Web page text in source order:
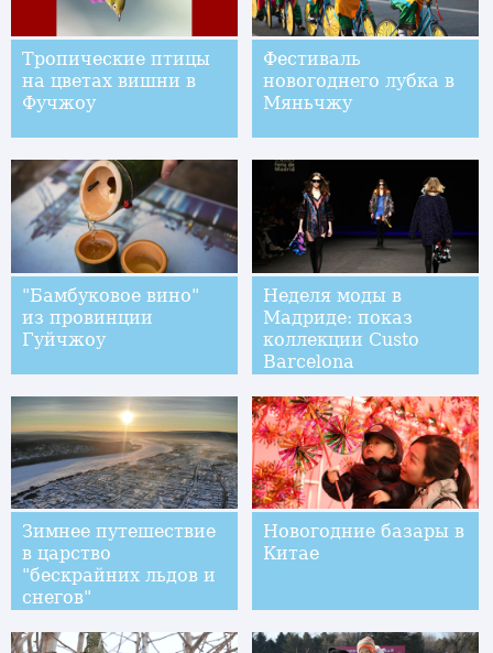
Тропические птицы
на цветах вишни в
Фучжоу
Фестиваль
новогоднего лубка в
Мяньчжу
"Бамбуковое вино"
из провинции
Гуйчжоу
Неделя моды в
Мадриде: показ
коллекции Custo
Barcelona
Зимнее путешествие
в царство
"бескрайних льдов и
снегов"
Новогодние базары в
Китае